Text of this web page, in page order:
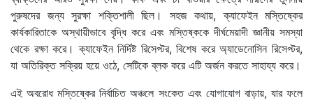
পুরুষদের জন্য সুরক্ষা শক্তিশালী ছিল। সহজ কথায়, ক্যাফেইন মস্তিষ্কের
কার্যকারিতাকে অস্থায়ীভাবে বৃদ্ধি করে এবং মস্তিষ্ককে দীর্ঘমেয়াদী জ্ঞানীয় সমস্যা
থেকে রক্ষা করে। ক্যাফেইন নির্দিষ্ট রিসেপ্টর, বিশেষ করে অ্যাডেনোসিন রিসেপ্টর,
যা অতিরিক্ত সক্রিয় হয়ে ওঠে, সেটিকে ব্লক করে এটি অর্জন করতে সাহায্য করে।
এই অবরোধ মস্তিষ্কের নির্বাচিত অঞ্চলে সংকেত এবং যোগাযোগ বাড়ায়, যার ফলে